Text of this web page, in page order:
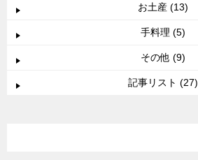
お土産 (13)
手料理 (5)
その他 (9)
記事リスト (27)